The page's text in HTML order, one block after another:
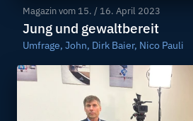
Magazin vom 15. / 16. April 2023
Jung und gewaltbereit
Umfrage, John, Dirk Baier, Nico Pauli